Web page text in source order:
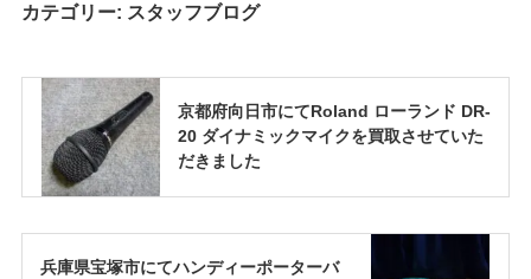
カテゴリー: スタッフブログ
京都府向日市にてRoland ローランド DR-
20 ダイナミックマイクを買取させていた
だきました
兵庫県宝塚市にてハンディーポーターバ